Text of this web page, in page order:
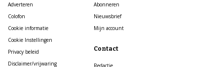
Adverteren
Colofon
Cookie informatie
Cookie Instellingen
Privacy beleid
Disclaimer/vrijwaring
Abonneren
Nieuwsbrief
Mijn account
Contact
Redactie